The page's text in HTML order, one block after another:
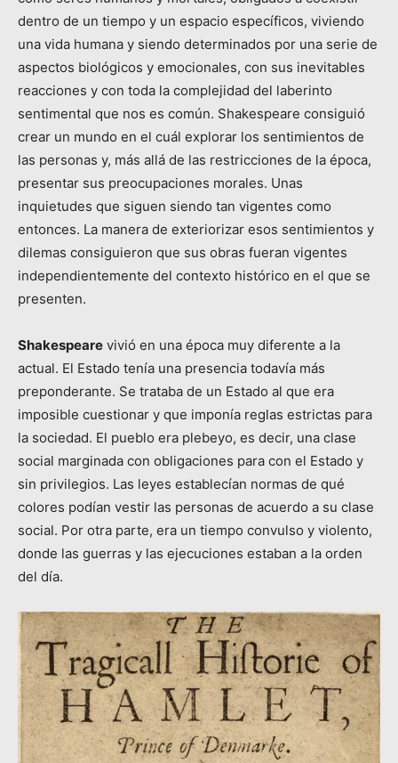
dentro de un tiempo y un espacio específicos, viviendo
una vida humana y siendo determinados por una serie de
aspectos biológicos y emocionales, con sus inevitables
reacciones y con toda la complejidad del laberinto
sentimental que nos es común. Shakespeare consiguió
crear un mundo en el cuál explorar los sentimientos de
las personas y, más allá de las restricciones de la época,
presentar sus preocupaciones morales. Unas
inquietudes que siguen siendo tan vigentes como
entonces. La manera de exteriorizar esos sentimientos y
dilemas consiguieron que sus obras fueran vigentes
independientemente del contexto histórico en el que se
presenten.
Shakespeare vivió en una época muy diferente a la
actual. El Estado tenía una presencia todavía más
preponderante. Se trataba de un Estado al que era
imposible cuestionar y que imponía reglas estrictas para
la sociedad. El pueblo era plebeyo, es decir, una clase
social marginada con obligaciones para con el Estado y
sin privilegios. Las leyes establecían normas de qué
colores podían vestir las personas de acuerdo a su clase
social. Por otra parte, era un tiempo convulso y violento,
donde las guerras y las ejecuciones estaban a la orden
del día.